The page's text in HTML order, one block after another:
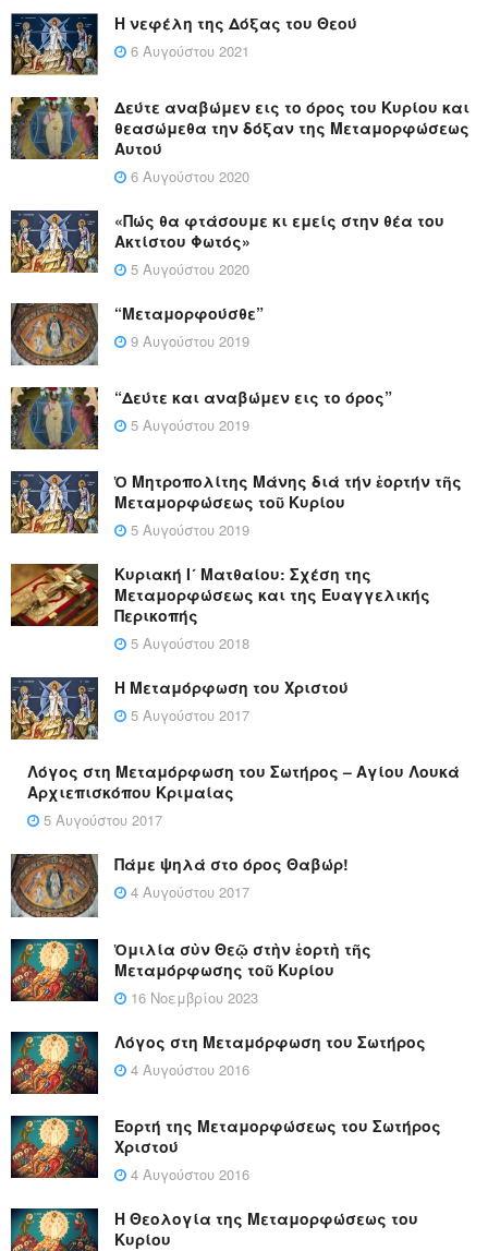
Η νεφέλη της Δόξας του Θεού
6 Αυγούστου 2021
Δεύτε αναβώμεν εις το όρος του Κυρίου και
θεασώμεθα την δόξαν της Μεταμορφώσεως
Αυτού
6 Αυγούστου 2020
«Πώς θα φτάσουμε κι εμείς στην θέα του
Ακτίστου Φωτός»
5 Αυγούστου 2020
“Μεταμορφούσθε”
9 Αυγούστου 2019
“Δεύτε και αναβώμεν εις το όρος”
5 Αυγούστου 2019
Ὁ Μητροπολίτης Μάνης διά τήν ἑορτήν τῆς
Μεταμορφώσεως τοῦ Κυρίου
5 Αυγούστου 2019
Κυριακή Ι´ Ματθαίου: Σχέση της
Μεταμορφώσεως και της Ευαγγελικής
Περικοπής
5 Αυγούστου 2018
Η Μεταμόρφωση του Χριστού
5 Αυγούστου 2017
Λόγος στη Μεταμόρφωση του Σωτήρος – Αγίου Λουκά
Αρχιεπισκόπου Κριμαίας
5 Αυγούστου 2017
Πάμε ψηλά στο όρος Θαβώρ!
4 Αυγούστου 2017
Ὁμιλία σὺν Θεῷ στὴν ἑορτὴ τῆς
Μεταμόρφωσης τοῦ Κυρίου
16 Νοεμβρίου 2023
Λόγος στη Μεταμόρφωση του Σωτήρος
4 Αυγούστου 2016
Εορτή της Μεταμορφώσεως του Σωτήρος
Χριστού
4 Αυγούστου 2016
Η Θεολογία της Μεταμορφώσεως του
Κυρίου